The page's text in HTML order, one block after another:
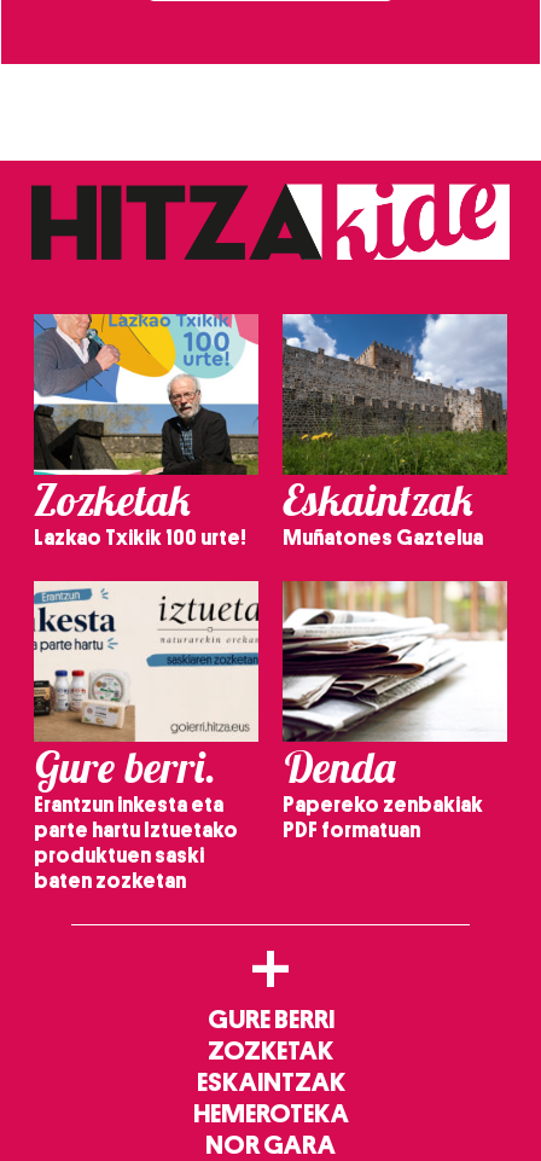
Zozketak
Lazkao Txikik 100 urte!
Eskaintzak
Muñatones Gaztelua
Gure berri.
Erantzun inkesta eta
parte hartu Iztuetako
produktuen saski
baten zozketan
Denda
Papereko zenbakiak
PDF formatuan
+
GURE BERRI
ZOZKETAK
ESKAINTZAK
HEMEROTEKA
NOR GARA